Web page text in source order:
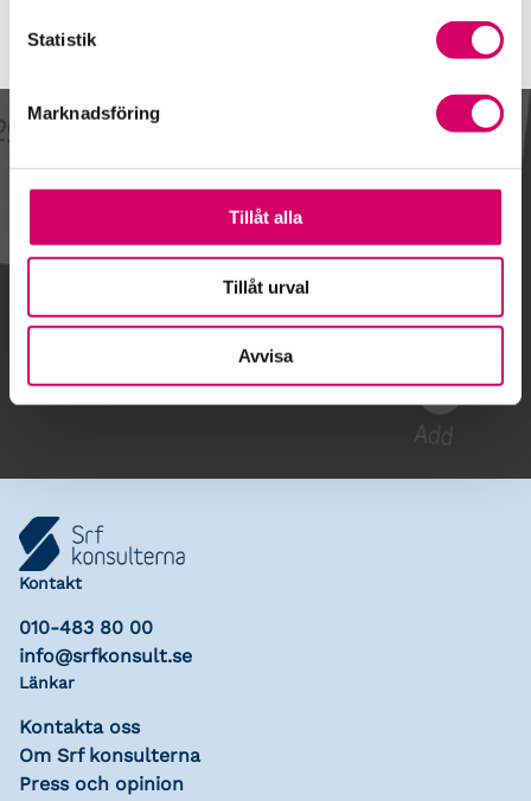
Statistik
Marknadsföring
Tillåt alla
Tillåt urval
Avvisa
Lägg till i kalender
Kontakt
010-483 80 00
info@srfkonsult.se
Länkar
Kontakta oss
Om Srf konsulterna
Press och opinion